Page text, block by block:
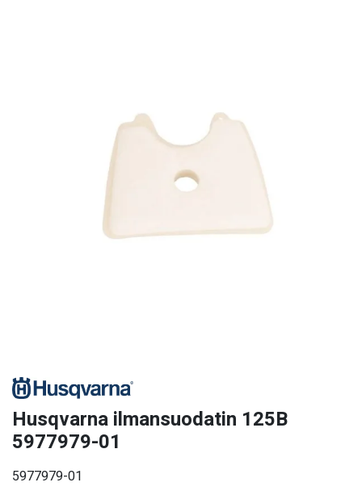
Husqvarna ilmansuodatin 125B
5977979-01
5977979-01